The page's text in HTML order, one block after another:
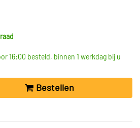
16:00 besteld, binnen 1 werkdag bij u
Bestellen